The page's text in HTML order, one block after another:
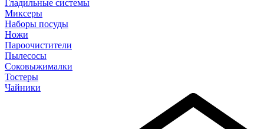
Гладильные системы
Миксеры
Наборы посуды
Ножи
Пароочистители
Пылесосы
Соковыжималки
Тостеры
Чайники